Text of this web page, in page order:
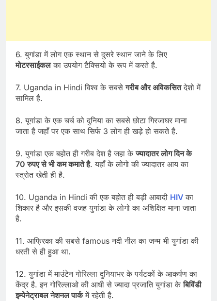
6. युगांडा में लोग एक स्थान से दुसरे स्थान जाने के लिए
मोटरसाईकलका उपयोग टैक्सियो के रूप में करते है.
7. Uganda in Hindi विश्व के सबसेगरीब और अविकसितदेशो में
सामिल है.
8. यूगांडा के एक चर्च को दुनिया का सबसे छोटा गिरजाघर माना
जाता है जहाँ पर एक साथ सिर्फ 3 लोग ही खड़े हो सकते है.
9. युगांडा एक बहोत ही गरीब देश है जहा केज्यादातर लोग दिन के
70 रुपए से भी कम कमाते है. यहाँ के लोगो की ज्यादातर आय का
स्त्रोत खेती ही है.
10. Uganda in Hindi की एक बहोत ही बड़ी आबादी HIVका
शिकार है और इसकी वजह युगांडा के लोगो का अशिक्षित माना जाता
है.
11. आफ्रिका की सबसे famous नदी नील का जन्म भी युगांडा की
धरती से ही हुआ था.
12. युगांडा में माउंटेन गोरिल्ला दुनियाभर के पर्यटकों के आकर्षण का
केंद्र है. इन गोरिल्लाओ की आधी से ज्यादा प्रजाति युगांडा केबिविंडी
इम्पेनेट्राबल नेशनल पार्कमें रहेती है.